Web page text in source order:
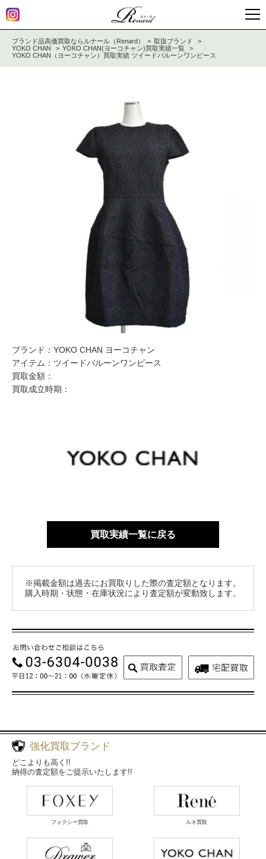
ブランド品高価買取ならルナール（Renard）
取扱ブランド
YOKO CHAN
YOKO CHAN(ヨーコチャン)買取実績一覧
YOKO CHAN（ヨーコチャン）買取実績 ツイードバルーンワンピース
ブランド： YOKO CHAN ヨーコチャン
アイテム： ツイードバルーンワンピース
買取金額：
買取成立時期：
買取実績一覧に戻る
※掲載金額は過去にお買取りした際の査定額となります。
購入時期・状態・在庫状況により査定額が変動致します。
強化買取ブランド
どこよりも高く!!
納得の査定額をご提示いたします!!
フォクシー買取 ルネ買取